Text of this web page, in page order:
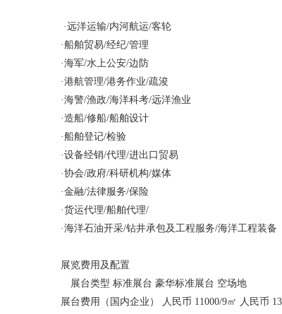
·远洋运输/内河航运/客轮
·船舶贸易/经纪/管理
·海军/水上公安/边防
·港航管理/港务作业/疏浚
·海警/渔政/海洋科考/远洋渔业
·造船/修船/船舶设计
·船舶登记/检验
·设备经销/代理/进出口贸易
·协会/政府/科研机构/媒体
·金融/法律服务/保险
·货运代理/船舶代理/
·海洋石油开采/钻井承包及工程服务/海洋工程装备
展览费用及
展台类型 标准展台 豪华标准展台 空场地
展台费用（国内企业） 人民币 11000/9㎡ 人民币